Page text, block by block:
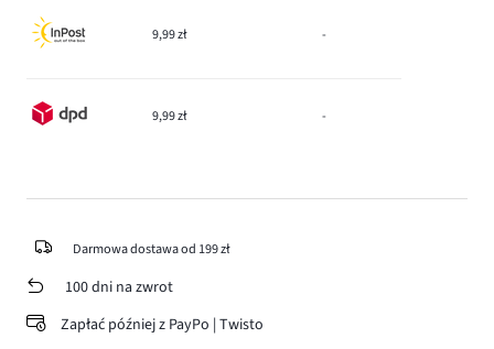
9,99 zł -
9,99 zł -
Darmowa dostawa od 199 zł
100 dni na zwrot
Zapłać później z PayPo | Twisto